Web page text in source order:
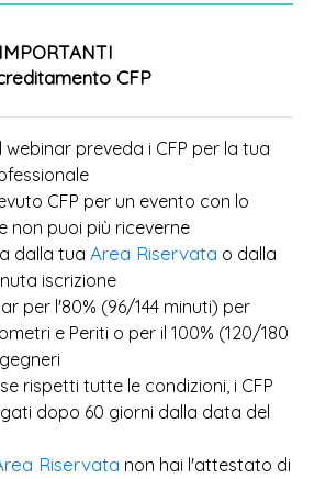
CFP
webinar preveda i CFP per la tua
CFP per un evento con lo
non puoi più riceverne
dalla tua Area Riservata o dalla
iscrizione
per l'80% (96/144 minuti) per
e Periti o per il 100% (120/180
rispetti tutte le condizioni, i CFP
dopo 60 giorni dalla data del
Riservata non hai l'attestato di